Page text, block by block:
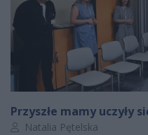
Przyszłe mamy uczyły
Autor artykułu:
Natalia Pętelska